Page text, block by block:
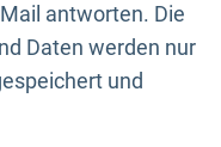
antworten. Die
Daten werden nur
und